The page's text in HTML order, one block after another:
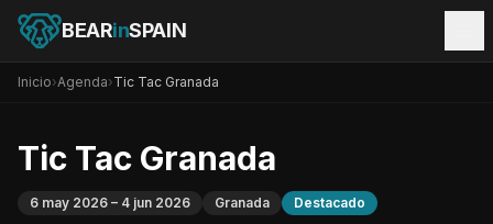
BEARinSPAIN
Inicio›Agenda›Tic Tac Granada
Tic Tac Granada
6 may 2026 – 4 jun 2026 Granada Destacado